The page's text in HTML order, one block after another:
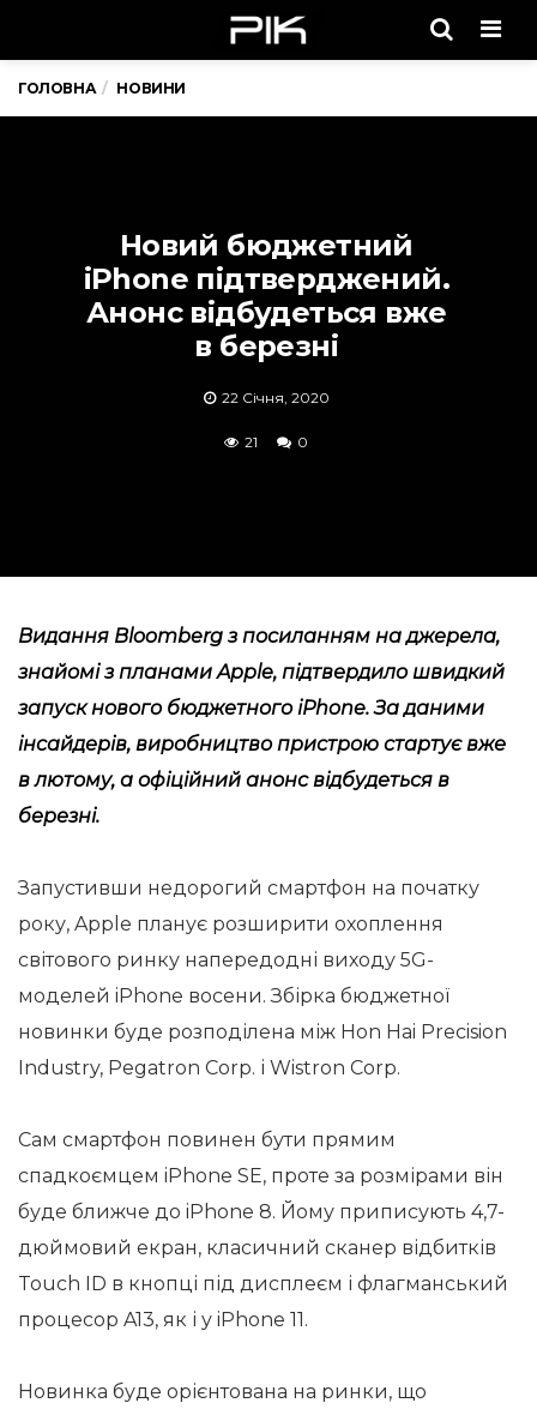
ГОЛОВНА НОВИНИ
Новий бюджетний
iPhone підтверджений.
Анонс відбудеться вже
в березні
22 Січня, 2020
21 0
Видання Bloomberg з посиланням на джерела,
знайомі з планами Apple, підтвердило швидкий
запуск нового бюджетного iPhone. За даними
інсайдерів, виробництво пристрою стартує вже
в лютому, а офіційний анонс відбудеться в
березні.
Запустивши недорогий смартфон на початку
року, Apple планує розширити охоплення
світового ринку напередодні виходу 5G-
моделей iPhone восени. Збірка бюджетної
новинки буде розподілена між Hon Hai Precision
Industry, Pegatron Corp. і Wistron Corp.
Сам смартфон повинен бути прямим
спадкоємцем iPhone SE, проте за розмірами він
буде ближче до iPhone 8. Йому приписують 4,7-
дюймовий екран, класичний сканер відбитків
Touch ID в кнопці під дисплеєм і флагманський
процесор A13, як і у iPhone 11.
Новинка буде орієнтована на ринки, що